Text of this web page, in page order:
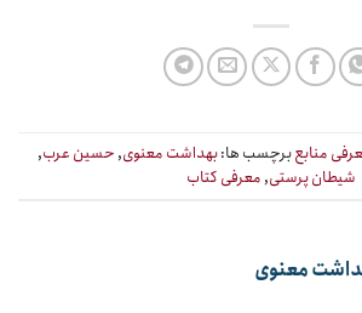
منابعبرچسب ها:بهداشت معنوی,حسین عرب,
شیطان پرستی,معرفی کتاب
معنوی